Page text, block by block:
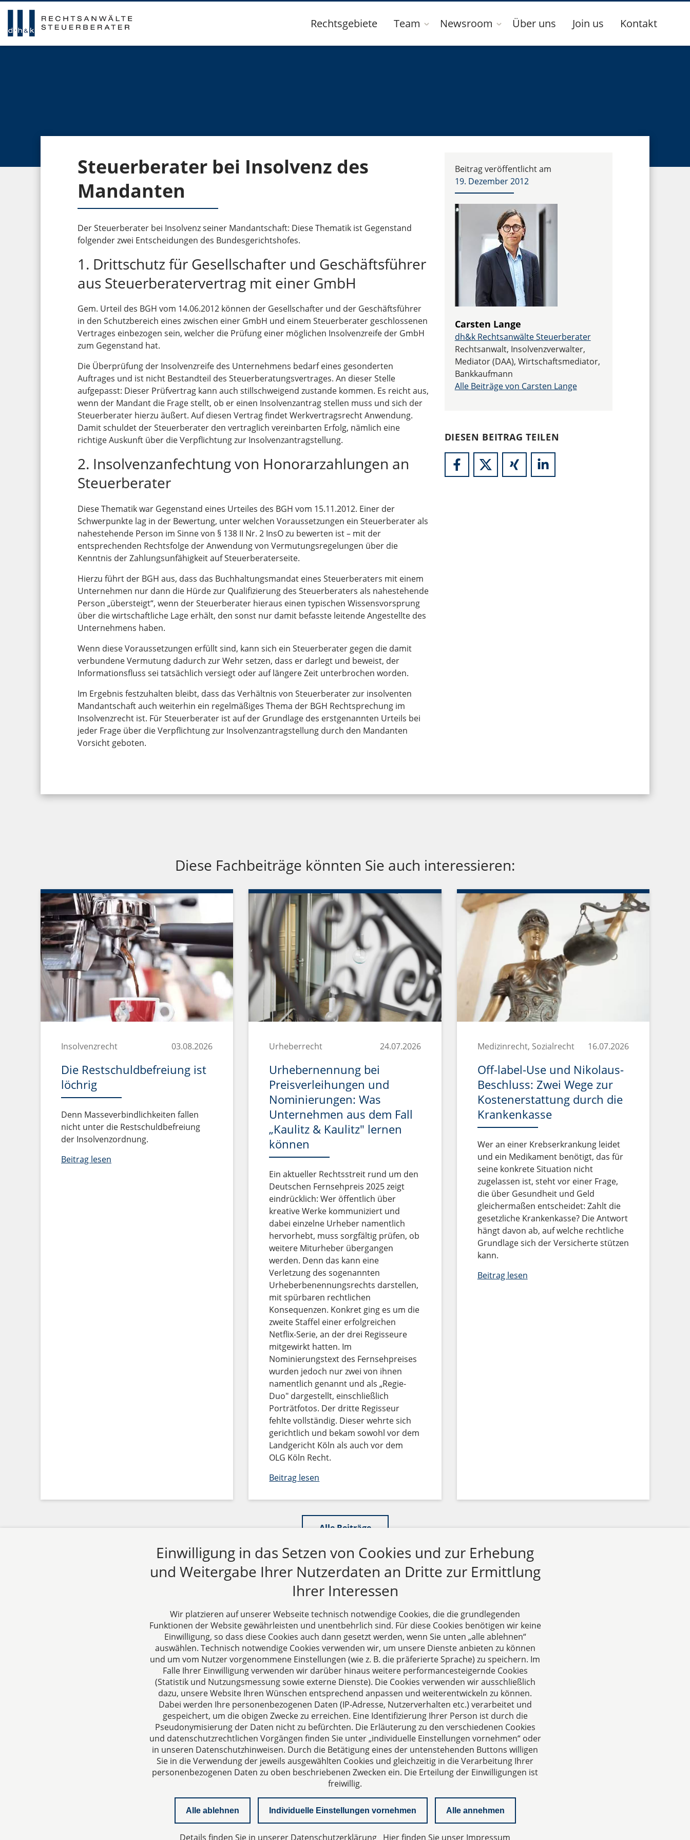
Rechtsgebiete Team Newsroom Über uns Join us Kontakt
Steuerberater bei Insolvenz des
Mandanten
Der Steuerberater bei Insolvenz seiner Mandantschaft: Diese Thematik ist Gegenstand
folgender zwei Entscheidungen des Bundesgerichtshofes.
1. Drittschutz für Gesellschafter und Geschäftsführer
aus Steuerberatervertrag mit einer GmbH
Gem. Urteil des BGH vom 14.06.2012 können der Gesellschafter und der Geschäftsführer
in den Schutzbereich eines zwischen einer GmbH und einem Steuerberater geschlossenen
Vertrages einbezogen sein, welcher die Prüfung einer möglichen Insolvenzreife der GmbH
zum Gegenstand hat.
Die Überprüfung der Insolvenzreife des Unternehmens bedarf eines gesonderten
Auftrages und ist nicht Bestandteil des Steuerberatungsvertrages. An dieser Stelle
aufgepasst: Dieser Prüfvertrag kann auch stillschweigend zustande kommen. Es reicht aus,
wenn der Mandant die Frage stellt, ob er einen Insolvenzantrag stellen muss und sich der
Steuerberater hierzu äußert. Auf diesen Vertrag findet Werkvertragsrecht Anwendung.
Damit schuldet der Steuerberater den vertraglich vereinbarten Erfolg, nämlich eine
richtige Auskunft über die Verpflichtung zur Insolvenzantragstellung.
2. Insolvenzanfechtung von Honorarzahlungen an
Steuerberater
Diese Thematik war Gegenstand eines Urteiles des BGH vom 15.11.2012. Einer der
Schwerpunkte lag in der Bewertung, unter welchen Voraussetzungen ein Steuerberater als
nahestehende Person im Sinne von § 138 II Nr. 2 InsO zu bewerten ist – mit der
entsprechenden Rechtsfolge der Anwendung von Vermutungsregelungen über die
Kenntnis der Zahlungsunfähigkeit auf Steuerberaterseite.
Hierzu führt der BGH aus, dass das Buchhaltungsmandat eines Steuerberaters mit einem
Unternehmen nur dann die Hürde zur Qualifizierung des Steuerberaters als nahestehende
Person „übersteigt“, wenn der Steuerberater hieraus einen typischen Wissensvorsprung
über die wirtschaftliche Lage erhält, den sonst nur damit befasste leitende Angestellte des
Unternehmens haben.
Wenn diese Voraussetzungen erfüllt sind, kann sich ein Steuerberater gegen die damit
verbundene Vermutung dadurch zur Wehr setzen, dass er darlegt und beweist, der
Informationsfluss sei tatsächlich versiegt oder auf längere Zeit unterbrochen worden.
Im Ergebnis festzuhalten bleibt, dass das Verhältnis von Steuerberater zur insolventen
Mandantschaft auch weiterhin ein regelmäßiges Thema der BGH Rechtsprechung im
Insolvenzrecht ist. Für Steuerberater ist auf der Grundlage des erstgenannten Urteils bei
jeder Frage über die Verpflichtung zur Insolvenzantragstellung durch den Mandanten
Vorsicht geboten.
Beitrag veröffentlicht am
19. Dezember 2012
Carsten Lange
dh&k Rechtsanwälte Steuerberater
Rechtsanwalt, Insolvenzverwalter,
Mediator (DAA), Wirtschaftsmediator,
Bankkaufmann
Alle Beiträge von Carsten Lange
DIESEN BEITRAG TEILEN
Diese Fachbeiträge könnten Sie auch interessieren:
Insolvenzrecht 03.08.2026
Die Restschuldbefreiung ist
löchrig
Denn Masseverbindlichkeiten fallen
nicht unter die Restschuldbefreiung
der Insolvenzordnung.
Beitrag lesen
Urheberrecht 24.07.2026
Urhebernennung bei
Preisverleihungen und
Nominierungen: Was
Unternehmen aus dem Fall
„Kaulitz & Kaulitz" lernen
können
Ein aktueller Rechtsstreit rund um den
Deutschen Fernsehpreis 2025 zeigt
eindrücklich: Wer öffentlich über
kreative Werke kommuniziert und
dabei einzelne Urheber namentlich
hervorhebt, muss sorgfältig prüfen, ob
weitere Miturheber übergangen
werden. Denn das kann eine
Verletzung des sogenannten
Urheberbenennungsrechts darstellen,
mit spürbaren rechtlichen
Konsequenzen. Konkret ging es um die
zweite Staffel einer erfolgreichen
Netflix-Serie, an der drei Regisseure
mitgewirkt hatten. Im
Nominierungstext des Fernsehpreises
wurden jedoch nur zwei von ihnen
namentlich genannt und als „Regie-
Duo" dargestellt, einschließlich
Porträtfotos. Der dritte Regisseur
fehlte vollständig. Dieser wehrte sich
gerichtlich und bekam sowohl vor dem
Landgericht Köln als auch vor dem
OLG Köln Recht.
Beitrag lesen
Medizinrecht, Sozialrecht 16.07.2026
Off-label-Use und Nikolaus-
Beschluss: Zwei Wege zur
Kostenerstattung durch die
Krankenkasse
Wer an einer Krebserkrankung leidet
und ein Medikament benötigt, das für
seine konkrete Situation nicht
zugelassen ist, steht vor einer Frage,
die über Gesundheit und Geld
gleichermaßen entscheidet: Zahlt die
gesetzliche Krankenkasse? Die Antwort
hängt davon ab, auf welche rechtliche
Grundlage sich der Versicherte stützen
kann.
Beitrag lesen
Alle Beiträge
Über uns
DH&K ist Ihre erfahrene
Wirtschaftskanzlei aus Aachen. Wir
denken unternehmerisch und
verstehen uns als Full-Service-
Dienstleister. Rechts- und
Steuerberatung auf höchstem
Niveau in einer persönlichen
Beratungs- und Arbeitsatmosphäre
sind die Zielsetzungen unserer
täglichen Arbeit.
Folgen Sie uns auf
Das europäische Kanzlei-
Netzwerk
Einwilligung in das Setzen von Cookies und zur Erhebung
und Weitergabe Ihrer Nutzerdaten an Dritte zur Ermittlung
Ihrer Interessen
Wir platzieren auf unserer Webseite technisch notwendige Cookies, die die grundlegenden
Funktionen der Website gewährleisten und unentbehrlich sind. Für diese Cookies benötigen wir keine
Einwilligung, so dass diese Cookies auch dann gesetzt werden, wenn Sie unten „alle ablehnen“
auswählen. Technisch notwendige Cookies verwenden wir, um unsere Dienste anbieten zu können
und um vom Nutzer vorgenommene Einstellungen (wie z. B. die präferierte Sprache) zu speichern. Im
Falle Ihrer Einwilligung verwenden wir darüber hinaus weitere performancesteigernde Cookies
(Statistik und Nutzungsmessung sowie externe Dienste). Die Cookies verwenden wir ausschließlich
dazu, unsere Website Ihren Wünschen entsprechend anpassen und weiterentwickeln zu können.
Dabei werden Ihre personenbezogenen Daten (IP-Adresse, Nutzerverhalten etc.) verarbeitet und
gespeichert, um die obigen Zwecke zu erreichen. Eine Identifizierung Ihrer Person ist durch die
Pseudonymisierung der Daten nicht zu befürchten. Die Erläuterung zu den verschiedenen Cookies
und datenschutzrechtlichen Vorgängen finden Sie unter „individuelle Einstellungen vornehmen“ oder
in unseren Datenschutzhinweisen. Durch die Betätigung eines der untenstehenden Buttons willigen
Sie in die Verwendung der jeweils ausgewählten Cookies und gleichzeitig in die Verarbeitung Ihrer
personenbezogenen Daten zu oben beschriebenen Zwecken ein. Die Erteilung der Einwilligungen ist
freiwillig.
Alle ablehnen Individuelle Einstellungen vornehmen Alle annehmen
Details finden Sie in unserer Datenschutzerklärung Hier finden Sie unser Impressum